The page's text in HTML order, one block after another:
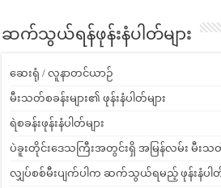
ဆက်သွယ်ရန်ဖုန်းနံပါတ်များ
ဆေးရုံ / လူနာတင်ယာဉ်
မီးသတ်စခန်းများ၏ ဖုန်းနံပါတ်များ
ရဲစခန်းဖုန်းနံပါတ်များ
ပဲခူးတိုင်းဒေသကြီးအတွင်းရှိ အမြန်လမ်း မီးသတ်နှ
လျှပ်စစ်မီးပျက်ပါက ဆက်သွယ်ရမည့် ဖုန်းနံပါတ်